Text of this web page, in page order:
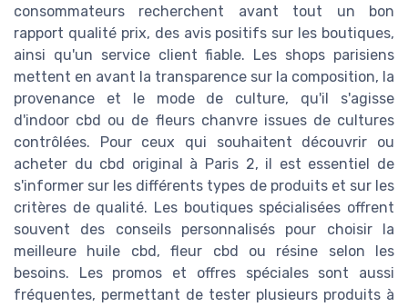
consommateurs recherchent avant tout un bon
rapport qualité prix, des avis positifs sur les boutiques,
ainsi qu'un service client fiable. Les shops parisiens
mettent en avant la transparence sur la composition, la
provenance et le mode de culture, qu'il s'agisse
d'indoor cbd ou de fleurs chanvre issues de cultures
contrôlées. Pour ceux qui souhaitent découvrir ou
acheter du cbd original à Paris 2, il est essentiel de
s'informer sur les différents types de produits et sur les
critères de qualité. Les boutiques spécialisées offrent
souvent des conseils personnalisés pour choisir la
meilleure huile cbd, fleur cbd ou résine selon les
besoins. Les promos et offres spéciales sont aussi
fréquentes, permettant de tester plusieurs produits à